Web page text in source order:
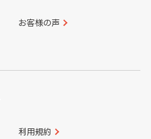
愛媛県
宮崎県
お客様の声
利用規約